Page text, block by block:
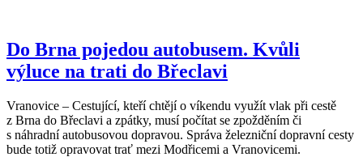
Do Brna pojedou autobusem. Kvůli
výluce na trati do Břeclavi
Vranovice – Cestující, kteří chtějí o víkendu využít vlak při cestě
z Brna do Břeclavi a zpátky, musí počítat se zpožděním či
s náhradní autobusovou dopravou. Správa železniční dopravní cesty
bude totiž opravovat trať mezi Modřicemi a Vranovicemi.